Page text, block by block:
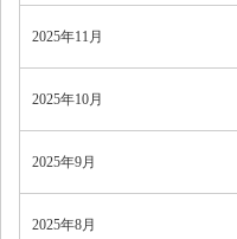
2025年11月
2025年10月
2025年9月
2025年8月